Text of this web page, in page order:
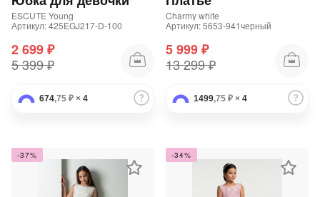
ESCUTE Young
Артикул: 425EGJ217-D-100
2 699 ₽
5 399 ₽
674,75 ₽ × 4
Charmy white
Артикул: 5653-941черный
5 999 ₽
13 299 ₽
1499,75 ₽ × 4
-37% -34%